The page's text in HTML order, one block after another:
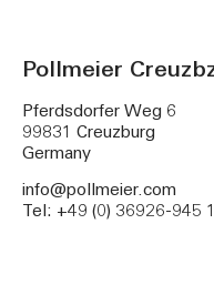
Pollmeier
Pferdsdorfer Weg 6
99831 Creuzburg
Germany
info@pollmeier.com
Tel: +49 (0) 36926-945